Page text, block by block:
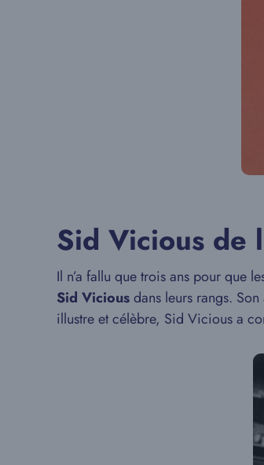
Sid Vicious de
Il n’a fallu que trois ans pour que
Sid Viciousdans leurs rangs.
illustre et célèbre, Sid Vicious a